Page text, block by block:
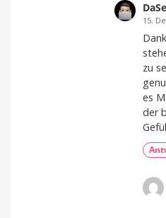
15.
zu
es
der